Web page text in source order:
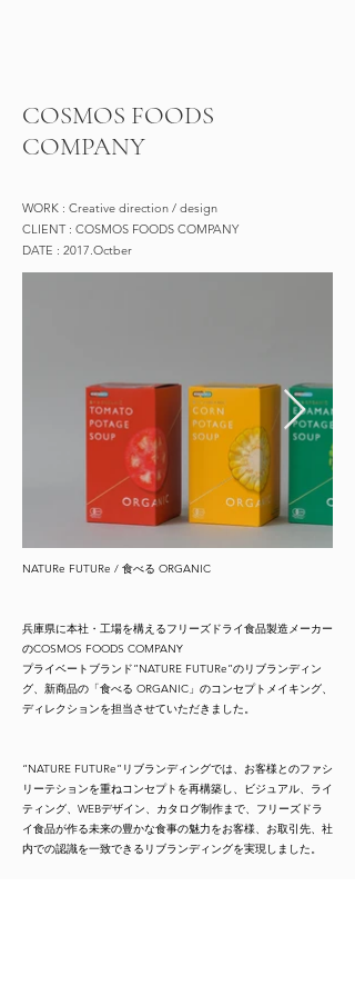
COSMOS FOODS
COMPANY
WORK : Creative direction /​ design
CLIENT : COSMOS FOODS COMPANY
DATE : 2017.Octber
NATURe FUTURe / 食べる ORGANIC
兵庫県に本社・工場を構えるフリーズドライ食品製造メーカー
のCOSMOS FOODS COMPANY
プライベートブランド”NATURE FUTURe”のリブランディン
グ、新商品の「食べる ORGANIC」のコンセプトメイキング、
ディレクションを担当させていただきました。
“NATURE FUTURe”リブランディングでは、お客様とのファシ
リーテションを重ねコンセプトを再構築し、ビジュアル、ライ
ティング、WEBデザイン、カタログ制作まで、フリーズドラ
イ食品が作る未来の豊かな食事の魅力をお客様、お取引先、社
内での認識を一致できるリブランディングを実現しました。